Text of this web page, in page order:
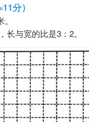
分）
米。
长与宽的比是3：2。